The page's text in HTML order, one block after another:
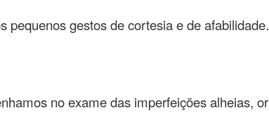
pequenos gestos de cortesia e de
no exame das imperfeições alheias,